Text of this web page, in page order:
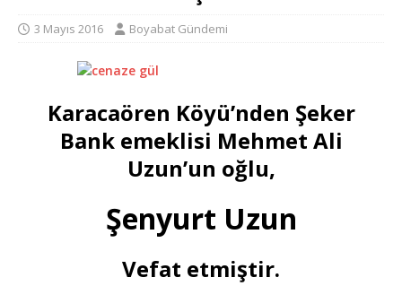
3 Mayıs 2016 Boyabat Gündemi
Karacaören Köyü’nden Şeker
Bank emeklisi Mehmet Ali
Uzun’un oğlu,
Şenyurt Uzun
Vefat etmiştir.